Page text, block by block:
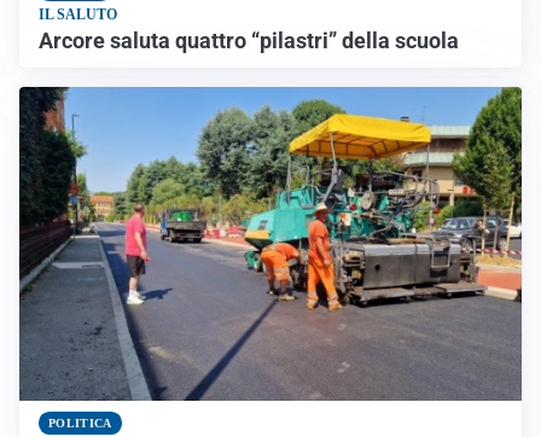
IL SALUTO
Arcore saluta quattro “pilastri” della scuola
POLITICA